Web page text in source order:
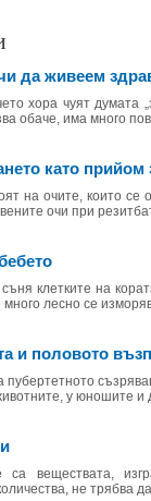
да живеем
хора чуят думата
обаче, има много
като
на очите, които се
очи при
клетките на
лесно се
и половото
пубертетното
у юношите и
са веществата,
не трябва